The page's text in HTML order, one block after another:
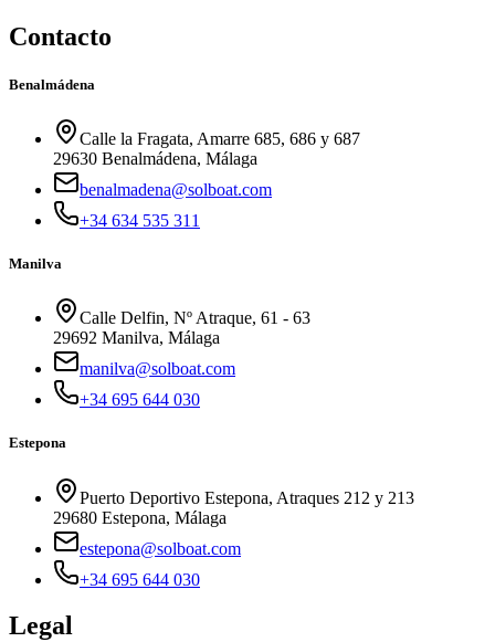
Contacto
Benalmádena
Calle la Fragata, Amarre 685, 686 y 687
29630 Benalmádena, Málaga
benalmadena@solboat.com
+34 634 535 311
Manilva
Calle Delfin, Nº Atraque, 61 - 63
29692 Manilva, Málaga
manilva@solboat.com
+34 695 644 030
Estepona
Puerto Deportivo Estepona, Atraques 212 y 213
29680 Estepona, Málaga
estepona@solboat.com
+34 695 644 030
Legal